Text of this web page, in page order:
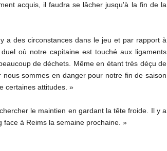
acquis, il faudra se lâcher jusqu'à la fin de la
a des circonstances dans le jeu et par rapport à
où notre capitaine est touché aux ligaments
de déchets. Même en étant très déçu de
sommes en danger pour notre fin de saison
certaines attitudes. »
le maintien en gardant la tête froide. Il y a
à Reims la semaine prochaine. »